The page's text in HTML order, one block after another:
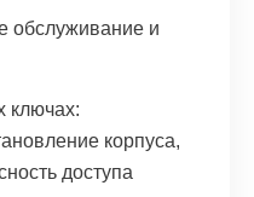
обслуживание и
ключах:
корпуса,
доступа